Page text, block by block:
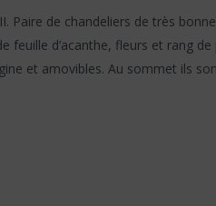
Paire de chandeliers de très
feuille d’acanthe, fleurs et rang
et amovibles. Au sommet ils